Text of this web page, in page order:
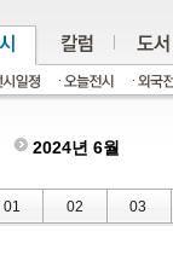
2024년 6월
01 02 03